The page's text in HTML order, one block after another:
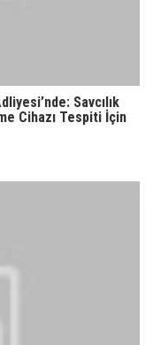
Savcılık
Cihazı Tespiti İçin